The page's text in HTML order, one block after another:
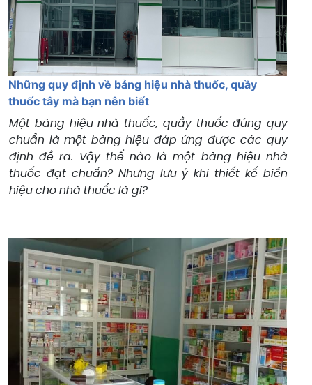
Những quy định về bảng hiệu nhà thuốc, quầy
thuốc tây mà bạn nên biết
Một bảng hiệu nhà thuốc, quầy thuốc đúng quy
chuẩn là một bảng hiệu đáp ứng được các quy
định đề ra. Vậy thế nào là một bảng hiệu nhà
thuốc đạt chuẩn? Nhưng lưu ý khi thiết kế biển
hiệu cho nhà thuốc là gì?